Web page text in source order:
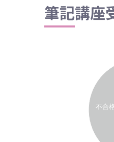
筆記講座
不合